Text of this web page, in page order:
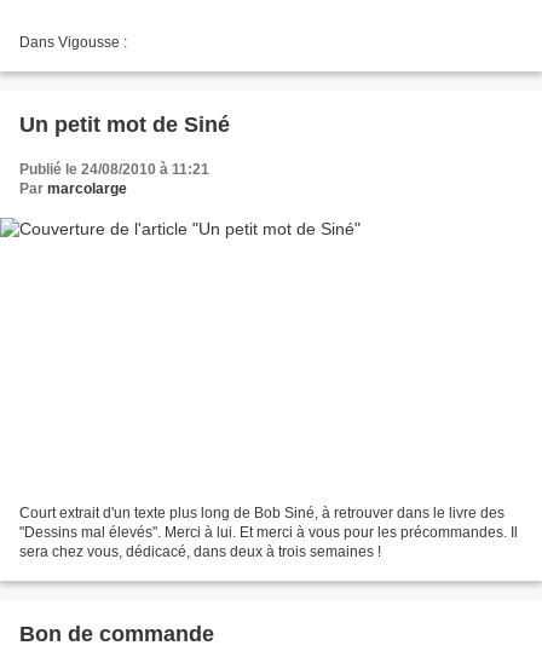
Dans Vigousse :
Un petit mot de Siné
Publié le 24/08/2010 à 11:21
Par marcolarge
Court extrait d'un texte plus long de Bob Siné, à retrouver dans le livre des
"Dessins mal élevés". Merci à lui. Et merci à vous pour les précommandes. Il
sera chez vous, dédicacé, dans deux à trois semaines !
Bon de commande